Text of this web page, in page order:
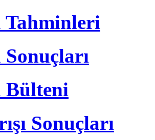
Tahminleri
Bülteni
Sonuçları